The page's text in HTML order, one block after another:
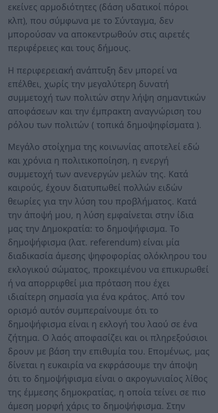
εκείνες αρμοδιότητες (δάση υδατικοί πόροι
κλπ), που σύμφωνα με το Σύνταγμα, δεν
μπορούσαν να αποκεντρωθούν στις αιρετές
περιφέρειες και τους δήμους.
Η περιφερειακή ανάπτυξη δεν μπορεί να
επέλθει, χωρίς την μεγαλύτερη δυνατή
συμμετοχή των πολιτών στην λήψη σημαντικών
αποφάσεων και την έμπρακτη αναγνώριση του
ρόλου των πολιτών ( τοπικά δημοψηφίσματα ).
Μεγάλο στοίχημα της κοινωνίας αποτελεί εδώ
και χρόνια η πολιτικοποίηση, η ενεργή
συμμετοχή των ανενεργών μελών της. Κατά
καιρούς, έχουν διατυπωθεί πολλών ειδών
θεωρίες για την λύση του προβλήματος. Κατά
την άποψή μου, η λύση εμφαίνεται στην ίδια
μας την Δημοκρατία: το δημοψήφισμα. Το
δημοψήφισμα (λατ. referendum) είναι μία
διαδικασία άμεσης ψηφοφορίας ολόκληρου του
εκλογικού σώματος, προκειμένου να επικυρωθεί
ή να απορριφθεί μια πρόταση που έχει
ιδιαίτερη σημασία για ένα κράτος. Από τον
ορισμό αυτόν συμπεραίνουμε ότι το
δημοψήφισμα είναι η εκλογή του λαού σε ένα
ζήτημα. Ο λαός αποφασίζει και οι πληρεξούσιοι
δρουν με βάση την επιθυμία του. Επομένως, μας
δίνεται η ευκαιρία να εκφράσουμε την άποψη
ότι το δημοψήφισμα είναι ο ακρογωνιαίος λίθος
της έμμεσης δημοκρατίας, η οποία τείνει σε πιο
άμεση μορφή χάρις το δημοψήφισμα. Στην